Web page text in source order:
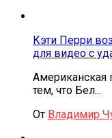
Кэти Перри
для видео с
Американская
тем, что Бел...
От Владимир